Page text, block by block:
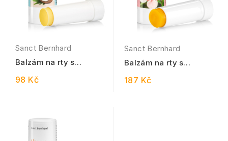
Sanct Bernhard
Balzám na rty s
ml
98 Kč
Sanct Bernhard
Balzám na rty s
opary 8,5 ml
187 Kč